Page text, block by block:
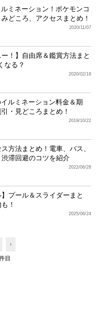
ミネーション！ポケモンコ
どころ、アクセスまとめ！
2020/11/07
ー！】自由席＆鑑賞方法まと
なる？
2020/02/18
ルミネーション料金＆期
・見どころまとめ！
2019/10/22
方法まとめ！電車、バス、
滞回避のコツを紹介
2022/06/28
プール＆スライダーまと
！
2025/06/24
›
目